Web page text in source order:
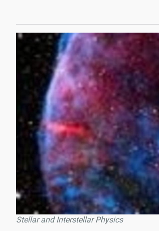
ayuda
a
la
navegación
Stellar and Interstellar Physics